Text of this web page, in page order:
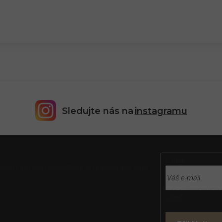
Sledujte nás na instagramu
Vložením e-